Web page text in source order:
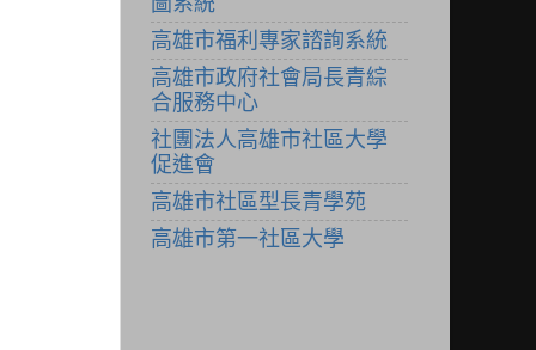
高雄市福利專家諮詢系統
高雄市政府社會局長青綜
合服務中心
社團法人高雄市社區大學
促進會
高雄市社區型長青學苑
高雄市第一社區大學